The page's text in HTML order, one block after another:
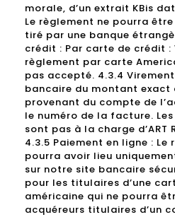
morale, d’un extrait KBis
Le règlement ne pourra
tiré par une banque
crédit : Par carte de crédit :
règlement par carte
pas accepté. 4.3.4
bancaire du montant
provenant du compte de
le numéro de la facture.
sont pas à la charge d’ART
4.3.5 Paiement en ligne :
pourra avoir lieu
sur notre site bancaire
pour les titulaires d’une
américaine qui ne pourra
acquéreurs titulaires d’un